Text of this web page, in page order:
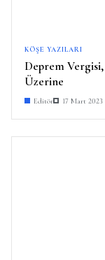
KÖŞE YAZILARI
Deprem
Üzerine
Editör 17 Mart 2023